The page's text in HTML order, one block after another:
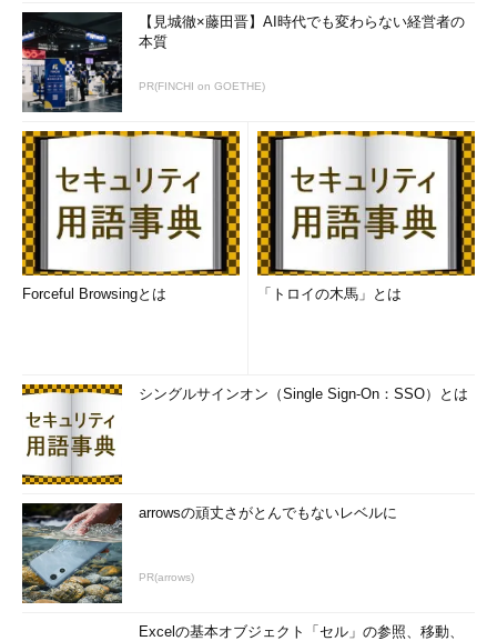
【見城徹×藤田晋】AI時代でも変わらない経営者の
本質
PR(FINCHI on GOETHE)
Forceful Browsingとは 「トロイの木馬」とは
シングルサインオン（Single Sign-On：SSO）とは
arrowsの頑丈さがとんでもないレベルに
PR(arrows)
Excelの基本オブジェクト「セル」の参照、移動、